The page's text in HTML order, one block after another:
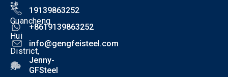
號
Guancheng
Hui
District,
鄭
19139863252
+8619139863252
info@gengfeisteel.com
Jenny-
GFSteel